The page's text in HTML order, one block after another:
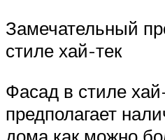
Замечательный
стиле хай-тек
Фасад в стиле
предполагает